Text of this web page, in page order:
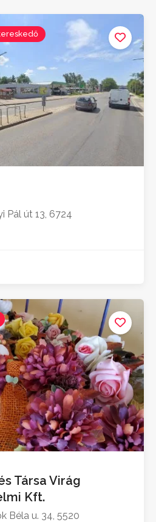
Pál út 13, 6724
Társa Virág
Kft.
Béla u. 34, 5520